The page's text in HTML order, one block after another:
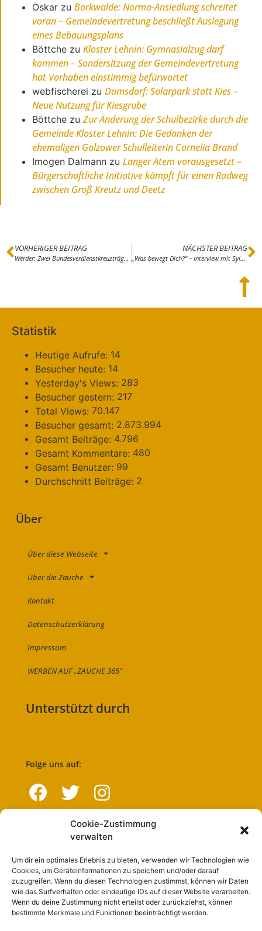
Cookie-Zustimmung
verwalten
Um dir ein optimales Erlebnis zu bieten, verwenden wir Technologien wie
Cookies, um Geräteinformationen zu speichern und/oder darauf
zuzugreifen. Wenn du diesen Technologien zustimmst, können wir Daten
wie das Surfverhalten oder eindeutige IDs auf dieser Website verarbeiten.
Wenn du deine Zustimmung nicht erteilst oder zurückziehst, können
bestimmte Merkmale und Funktionen beeinträchtigt werden.
Oskar zuBorkwalde: Norma-Ansiedlung schreitet
voran – Gemeindevertretung beschließt Auslegung
eines Bebauungsplans
Böttche zuKloster Lehnin: Gymnasialzug darf
kommen – Sondersitzung der Gemeindevertretung
hat Vorhaben einstimmig befürwortet
webfischerei zuDamsdorf: Solarpark statt Kies –
Neue Nutzung für Kiesgrube
Böttche zuZur Änderung der Schulbezirke durch die
Gemeinde Kloster Lehnin: Die Gedanken der
ehemaligen Golzower Schulleiterin Cornelia Brand
Imogen Dalmann zuLanger Atem vorausgesetzt –
Bürgerschaftliche Initiative kämpft für einen Radweg
zwischen Groß Kreutz und Deetz
VORHERIGER BEITRAG
Werder: Zwei Bundesverdienstkreuzträger in einem Boot
NÄCHSTER BEITRAG
„Was bewegt Dich?“ – Interview mit Sylvia Herrmann aus Cammer
Statistik
Heutige Aufrufe: 14
Besucher heute: 14
Yesterday's Views: 283
Besucher gestern: 217
Total Views: 70.147
Besucher gesamt: 2.873.994
Gesamt Beiträge: 4.796
Gesamt Kommentare: 480
Gesamt Benutzer: 99
Durchschnitt Beiträge: 2
Über
Über diese Webseite
Über die Zauche
Kontakt
Datenschutzerklärung
Impressum
WERBEN AUF „ZAUCHE 365“
Unterstützt durch
Folge uns auf:
Navigation
Start
Nutzungsbedingungen
Abo